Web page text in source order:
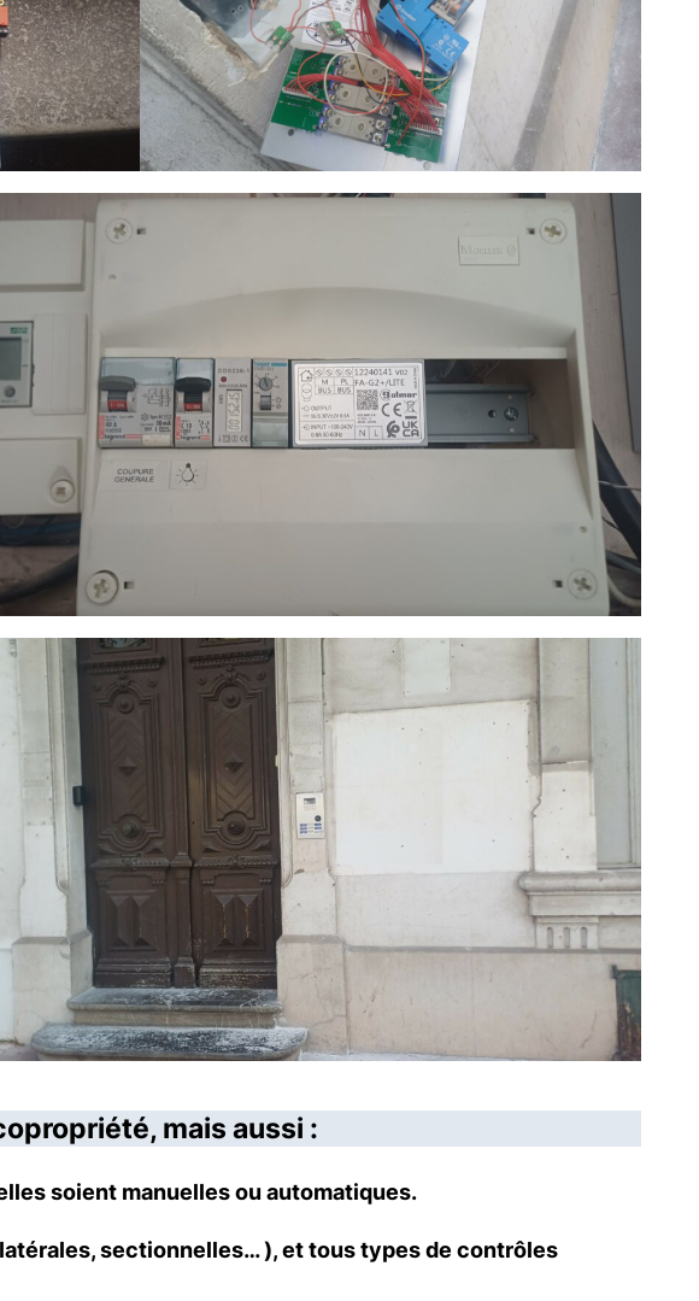
mais aussi :
soient manuelles ou automatiques.
sectionnelles… ), et tous types de contrôles